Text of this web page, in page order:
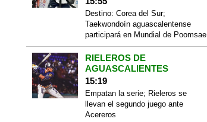
Destino: Corea del Sur;
Taekwondoín aguascalentense
participará en Mundial de Poomsae
RIELEROS DE
AGUASCALIENTES
15:19
Empatan la serie; Rieleros se
llevan el segundo juego ante
Acereros